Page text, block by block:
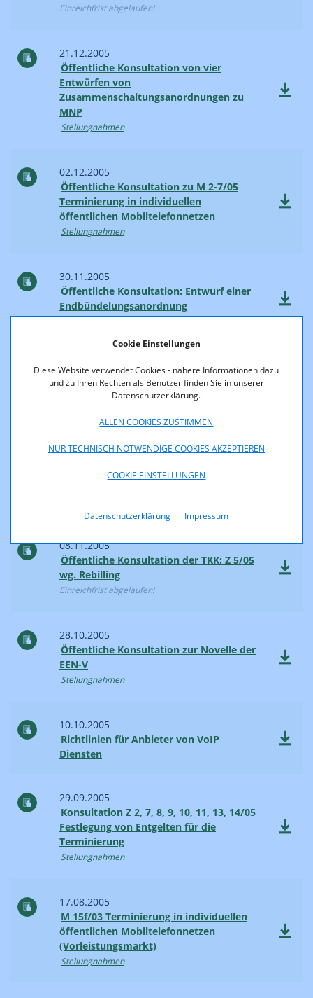
Cookie Einstellungen
Diese Website verwendet Cookies - nähere Informationen dazu
und zu Ihren Rechten als Benutzer finden Sie in unserer
Datenschutzerklärung.
ALLEN COOKIES ZUSTIMMEN
NUR TECHNISCH NOTWENDIGE COOKIES AKZEPTIEREN
COOKIE EINSTELLUNGEN
Datenschutzerklärung Impressum
Einreichfrist abgelaufen!
21.12.2005
Öffentliche Konsultation von vier
Entwürfen von
Zusammenschaltungsanordnungen zu
MNP
Stellungnahmen
02.12.2005
Öffentliche Konsultation zu M 2-7/05
Terminierung in individuellen
öffentlichen Mobiltelefonnetzen
Stellungnahmen
30.11.2005
Öffentliche Konsultation: Entwurf einer
Endbündelungsanordnung
28.11.2005
Öffentliche Konsultation der RTR-GmbH
zum Budget 2006
16.11.2005
Öffentliche Konsultation der TKK: M 1/05
08.11.2005
Öffentliche Konsultation der TKK: Z 5/05
wg. Rebilling
Einreichfrist abgelaufen!
28.10.2005
Öffentliche Konsultation zur Novelle der
EEN-V
Stellungnahmen
10.10.2005
Richtlinien für Anbieter von VoIP
Diensten
29.09.2005
Konsultation Z 2, 7, 8, 9, 10, 11, 13, 14/05
Festlegung von Entgelten für die
Terminierung
Stellungnahmen
17.08.2005
M 15f/03 Terminierung in individuellen
öffentlichen Mobiltelefonnetzen
(Vorleistungsmarkt)
Stellungnahmen